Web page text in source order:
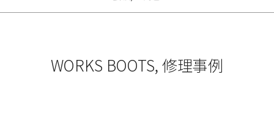
WORKS BOOTS,修理事例